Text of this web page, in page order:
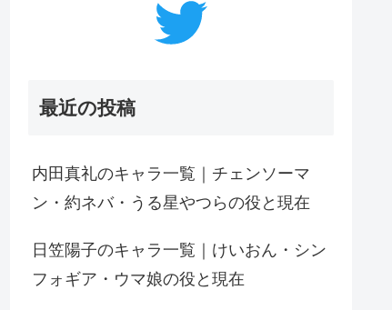
最近の投稿
内田真礼のキャラ一覧｜チェンソーマ
ン・約ネバ・うる星やつらの役と現在
日笠陽子のキャラ一覧｜けいおん・シン
フォギア・ウマ娘の役と現在